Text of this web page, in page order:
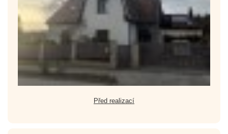
Před realizací